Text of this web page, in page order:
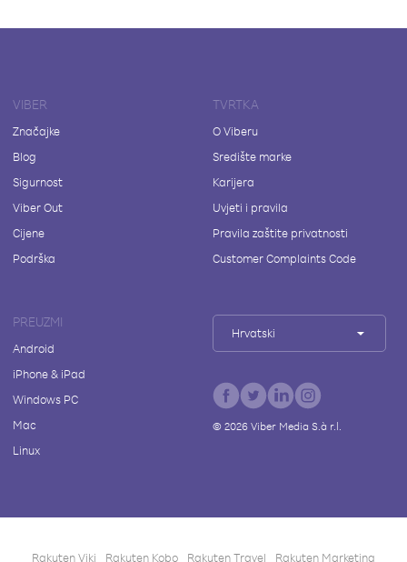
VIBER
Značajke
Blog
Sigurnost
Viber Out
Cijene
Podrška
TVRTKA
O Viberu
Središte marke
Karijera
Uvjeti i pravila
Pravila zaštite privatnosti
Customer Complaints Code
PREUZMI
Android
iPhone & iPad
Windows PC
Mac
Linux
Hrvatski
© 2026Viber Media S.à r.l.
Rakuten Viki Rakuten Kobo Rakuten Travel Rakuten Marketing